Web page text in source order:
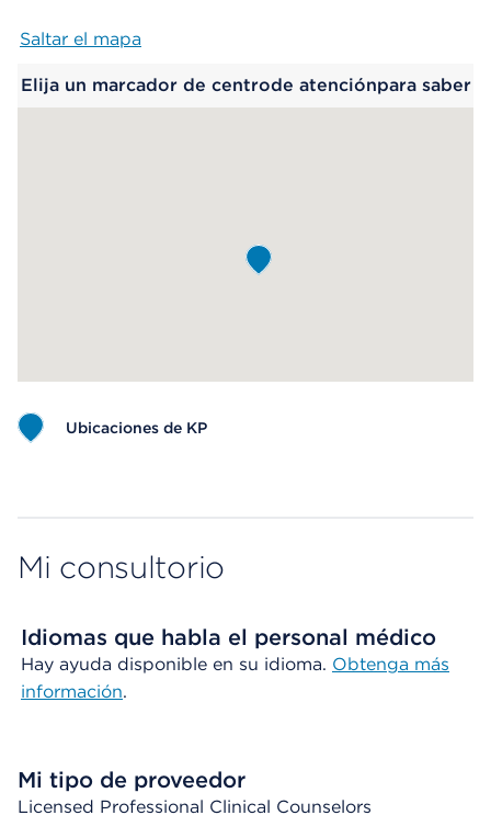
Saltar el mapa
Elija un marcador de centrode atenciónpara saber
Ubicaciones de KP
Mi consultorio
Idiomas que habla el personal médico
Hay ayuda disponible en su idioma. Obtenga más
información.
Mi tipo de proveedor
Licensed Professional Clinical Counselors